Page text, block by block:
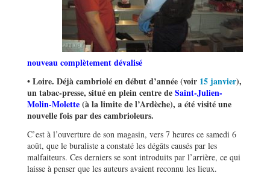
nouveau complètement dévalisé
• Loire. Déjà cambriolé en début d’année (voir 15 janvier),
un tabac-presse, situé en plein centre deSaint-Julien-
Molin-Molette(à la limite de l’Ardèche), a été visité une
nouvelle fois par des cambrioleurs.
C’est à l’ouverture de son magasin, vers 7 heures ce samedi 6
août, que le buraliste a constaté les dégâts causés par les
malfaiteurs. Ces derniers se sont introduits par l’arrière, ce qui
laisse à penser que les auteurs avaient reconnu les lieux.